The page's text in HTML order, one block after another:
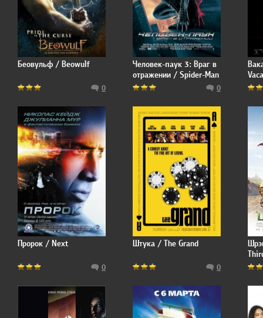
Беовульф / Beowulf
0
Человек-паук 3: Враг в
отражении / Spider-Man
3
0
Пророк / Next
0
Штука / The Grand
0